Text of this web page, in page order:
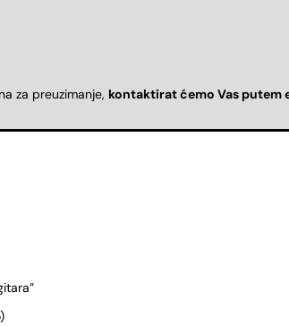
za preuzimanje, kontaktirat ćemo Vas putem